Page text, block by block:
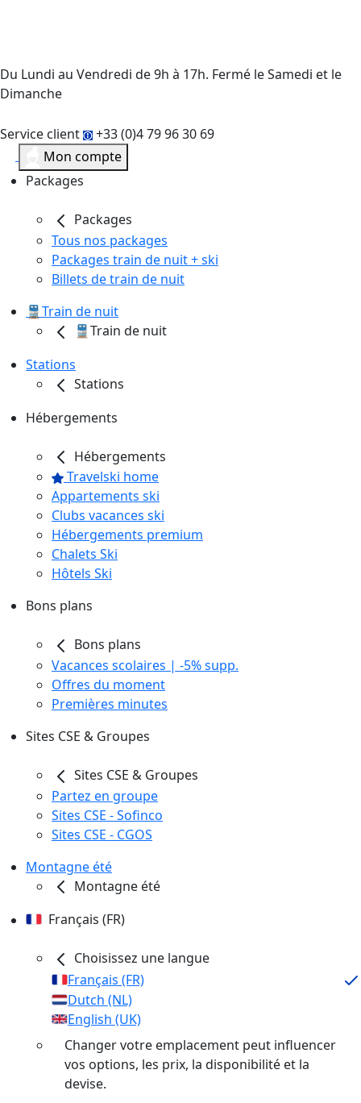
Du Lundi au Vendredi de 9h à 17h. Fermé le Samedi et le
Dimanche
Service client
+33 (0)4 79 96 30 69
Mon compte
Packages
Packages
Tous nos packages
Packages train de nuit + ski
Billets de train de nuit
🚆Train de nuit
🚆Train de nuit
Stations
Stations
Hébergements
Hébergements
Travelski home
Appartements ski
Clubs vacances ski
Hébergements premium
Chalets Ski
Hôtels Ski
Bons plans
Bons plans
Vacances scolaires | -5% supp.
Offres du moment
Premières minutes
Sites CSE & Groupes
Sites CSE & Groupes
Partez en groupe
Sites CSE - Sofinco
Sites CSE - CGOS
Montagne été
Montagne été
Français (FR)
Choisissez une langue
Français (FR)
Dutch (NL)
English (UK)
Changer votre emplacement peut influencer
vos options, les prix, la disponibilité et la
devise.